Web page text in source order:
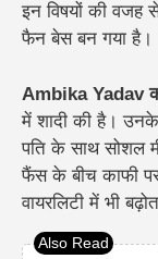
इन विषयों की वजह
फैन बेस बन गया है।
Ambika Yadav
में शादी की है।
पति के साथ सोशल
फैंस के बीच काफी
वायरलिटी में भी